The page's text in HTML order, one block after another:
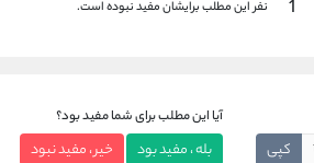
1 نفر این مطلب برایشان مفید نبوده است.
کپی
آیا این مطلب برای شما مفید بود؟
بله ، مفید بود خیر ، مفید نبود